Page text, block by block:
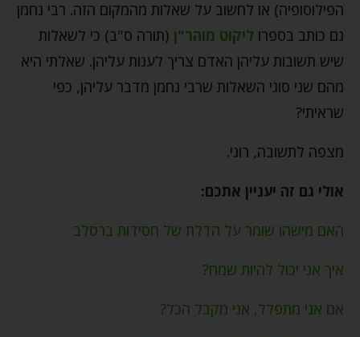
הפילוסופיה) או לחשוב על שאלות מהמקום הזה. רבי נחמן
גם כותב בספרו ליקוט מוהר"ן (תורה ס"ב) כי לשאלות
שיש תשובות עליהן האדם צריך לענות עליהן. שאלתי היא
מהם שני סוגי השאלות שרבי נחמן מדבר עליהן, כפי
שראיתי?
מצפה לתשובה, רוני.
אולי גם זה יעניין אתכם:
האם מישהו שומר על הדלת של חסידות ברסלב
איך אני יכול להיות שמח?
אם אני מתפלל, אני מקבל הכל?